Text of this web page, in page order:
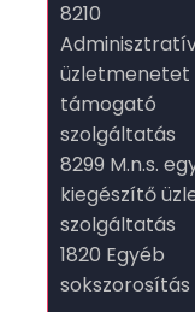
8210
üzletmenetet
támogató
szolgáltatás
8299 M.n.s.
kiegészítő
szolgáltatás
1820 Egyéb
sokszorosítás